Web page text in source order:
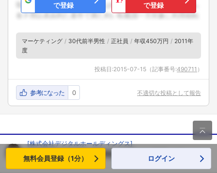
で登録
で登録
マーケティング 30代前半男性 正社員 年収450万円
2011年
度
投稿日:2015-07-15 （記事番号:490711 ）
参考になった 0 不適切な投稿として報告
[株式会社デジタルホールディングス]
経営幹部 20代前半男性 年収300万円 の口コミ
2.0

無料会員登録（1分） ログイン